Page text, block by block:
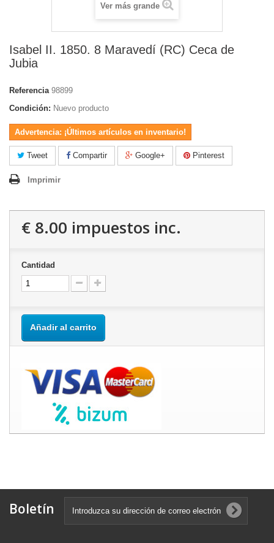
Ver más grande
Isabel II. 1850. 8 Maravedí (RC) Ceca de
Jubia
Referencia 98899
Condición: Nuevo producto
Advertencia: ¡Últimos artículos en inventario!
Tweet Compartir Google+ Pinterest
Imprimir
€ 8.00 impuestos inc.
Cantidad
Añadir al carrito
Boletín